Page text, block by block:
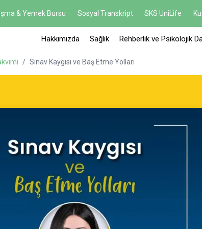
& Yemek Bursu Sosyal Transkript SKS UniLife
Hakkımızda Sağlık Rehberlik ve Psikolojik
/ Sınav Kaygısı ve Baş Etme Yolları